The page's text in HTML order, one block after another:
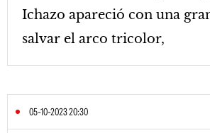
Ichazo apareció con una
salvar el arco tricolor,
05-10-2023 20:30